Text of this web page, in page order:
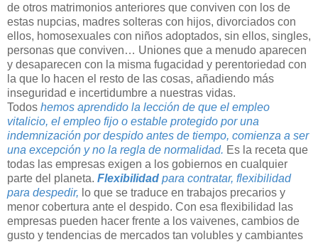
de otros matrimonios anteriores que conviven con los de
estas nupcias, madres solteras con hijos, divorciados con
ellos, homosexuales con niños adoptados, sin ellos, singles,
personas que conviven… Uniones que a menudo aparecen
y desaparecen con la misma fugacidad y perentoriedad con
la que lo hacen el resto de las cosas, añadiendo más
inseguridad e incertidumbre a nuestras vidas.
Todos hemos aprendido la lección de que el empleo
vitalicio, el empleo fijo o estable protegido por una
indemnización por despido antes de tiempo, comienza a ser
una excepción y no la regla de normalidad. Es la receta que
todas las empresas exigen a los gobiernos en cualquier
parte del planeta. Flexibilidad para contratar, flexibilidad
para despedir, lo que se traduce en trabajos precarios y
menor cobertura ante el despido. Con esa flexibilidad las
empresas pueden hacer frente a los vaivenes, cambios de
gusto y tendencias de mercados tan volubles y cambiantes